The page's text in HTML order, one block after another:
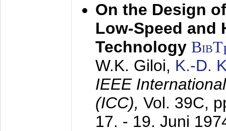
On the Design
Low-Speed and
Technology BibT
W.K. Giloi, K.-D.
IEEE
(ICC), Vol. 39C,
17. - 19. Juni